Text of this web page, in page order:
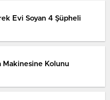
Evi Soyan 4 Şüpheli
Makinesine Kolunu